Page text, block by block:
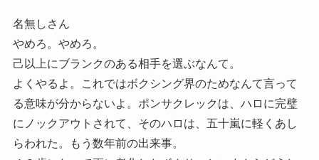
名無しさん
やめろ。やめろ。
己以上にブランクのある相手を選ぶなんて。
よくやるよ。これではボクシング界のためなんて言って
る意味が分からないよ。ポンサクレックは、ハロに完璧
にノックアウトされて、そのハロは、五十嵐に軽くあし
らわれた。もう数年前の出来事。